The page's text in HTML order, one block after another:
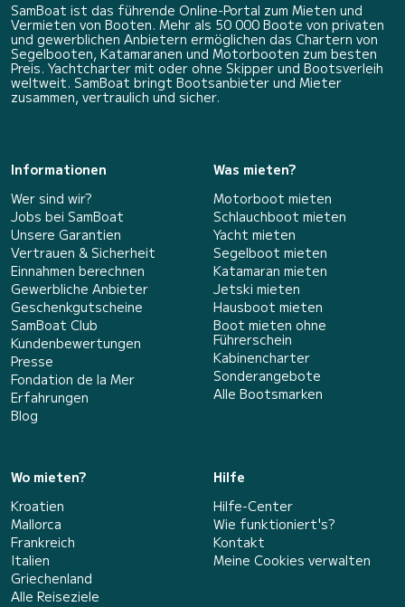
SamBoat ist das führende Online-Portal zum Mieten und
Vermieten von Booten. Mehr als 50 000 Boote von privaten
und gewerblichen Anbietern ermöglichen das Chartern von
Segelbooten, Katamaranen und Motorbooten zum besten
Preis. Yachtcharter mit oder ohne Skipper und Bootsverleih
weltweit. SamBoat bringt Bootsanbieter und Mieter
zusammen, vertraulich und sicher.
Informationen
Wer sind wir?
Jobs bei SamBoat
Unsere Garantien
Vertrauen & Sicherheit
Einnahmen berechnen
Gewerbliche Anbieter
Geschenkgutscheine
SamBoat Club
Kundenbewertungen
Presse
Fondation de la Mer
Erfahrungen
Blog
Was mieten?
Motorboot mieten
Schlauchboot mieten
Yacht mieten
Segelboot mieten
Katamaran mieten
Jetski mieten
Hausboot mieten
Boot mieten ohne
Führerschein
Kabinencharter
Sonderangebote
Alle Bootsmarken
Wo mieten?
Kroatien
Mallorca
Frankreich
Italien
Griechenland
Alle Reiseziele
Hilfe
Hilfe-Center
Wie funktioniert's?
Kontakt
Meine Cookies verwalten